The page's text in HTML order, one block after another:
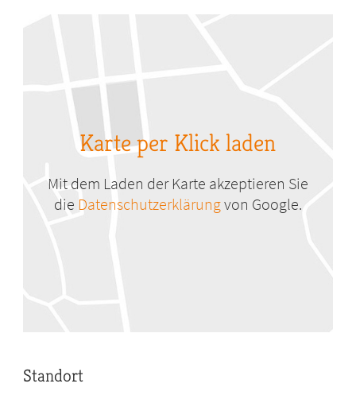
Karte per Klick laden
Mit dem Laden der Karte akzeptieren Sie
die Datenschutzerklärungvon Google.
Standort